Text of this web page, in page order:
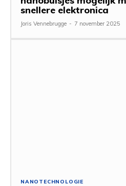
snellere elektronica
Joris Vennebrugge - 7 november 2025
NANOTECHNOLOGIE